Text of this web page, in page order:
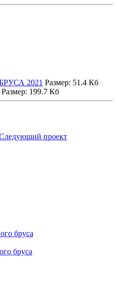
2021 Размер: 51.4 Кб
Размер: 199.7 Кб
проект
бруса
бруса